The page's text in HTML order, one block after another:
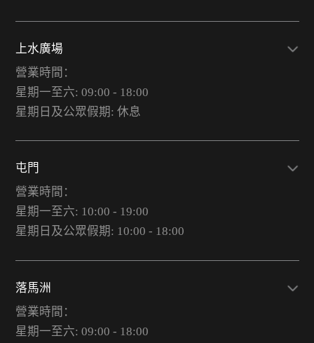
上水廣場
營業時間：
星期一至六: 09:00 - 18:00
星期日及公眾假期: 休息
屯門
營業時間：
星期一至六: 10:00 - 19:00
星期日及公眾假期: 10:00 - 18:00
落馬洲
營業時間：
星期一至六: 09:00 - 18:00